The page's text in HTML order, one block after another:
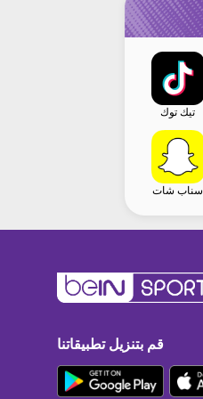
تيك توك
سناب شات
قم بتنزيل تطبيقاتنا